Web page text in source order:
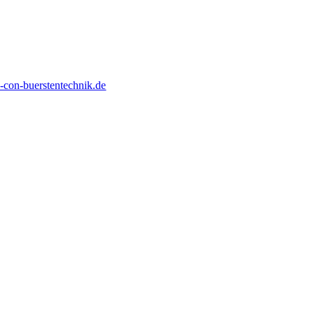
buerstentechnik.de